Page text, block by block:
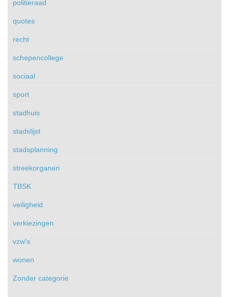
politieraad
quotes
recht
schepencollege
sociaal
sport
stadhuis
stadslijst
stadsplanning
streekorganen
TBSK
veiligheid
verkiezingen
vzw's
wonen
Zonder categorie